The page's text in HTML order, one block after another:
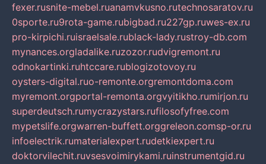
fexer.rusnite-mebel.ruanamvkusno.rutechnosaratov.ru
0sporte.ru9rota-game.rubigbad.ru227gp.ruwes-ex.ru
pro-kirpichi.ruisraelsale.rublack-lady.rustroy-db.com
mynances.orgladalike.ruzozor.rudvigremont.ru
odnokartinki.ruhtccare.rublogizotovoy.ru
oysters-digital.ruo-remonte.orgremontdoma.com
myremont.orgportal-remonta.orgvyitikho.rumirjon.ru
superdeutsch.rumycrazystars.rufilosofyfree.com
mypetslife.orgwarren-buffett.orggreleon.comsp-or.ru
infoelectrik.rumaterialexpert.rudetkiexpert.ru
doktorvilechit.ruvsesvoimirykami.ruinstrumentgid.ru